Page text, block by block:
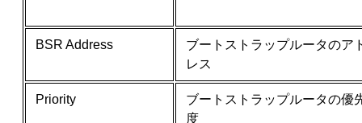
BSR Address
ブートストラップルータのア
レス
Priority
ブートストラップルータの優
度